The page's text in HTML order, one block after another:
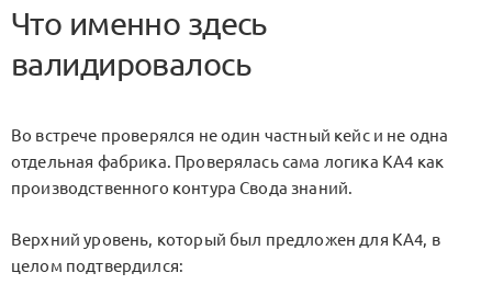
Что именно здесь
валидировалось
Во встрече проверялся не один частный кейс и не одна
отдельная фабрика. Проверялась сама логика KA4 как
производственного контура Свода знаний.
Верхний уровень, который был предложен для KA4, в
целом подтвердился: